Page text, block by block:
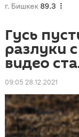
г. Бишкек 89.3
Гусь
разлуки
видео
09:05 28.12.2021